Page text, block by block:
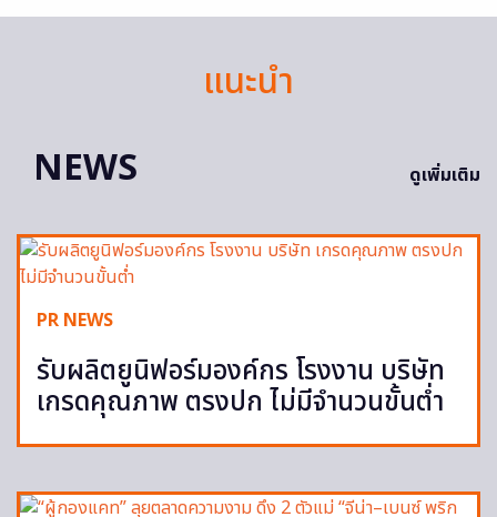
แนะนำ
NEWS
ดูเพิ่มเติม
PR NEWS
รับผลิตยูนิฟอร์มองค์กร โรงงาน บริษัท
เกรดคุณภาพ ตรงปก ไม่มีจำนวนขั้นต่ำ